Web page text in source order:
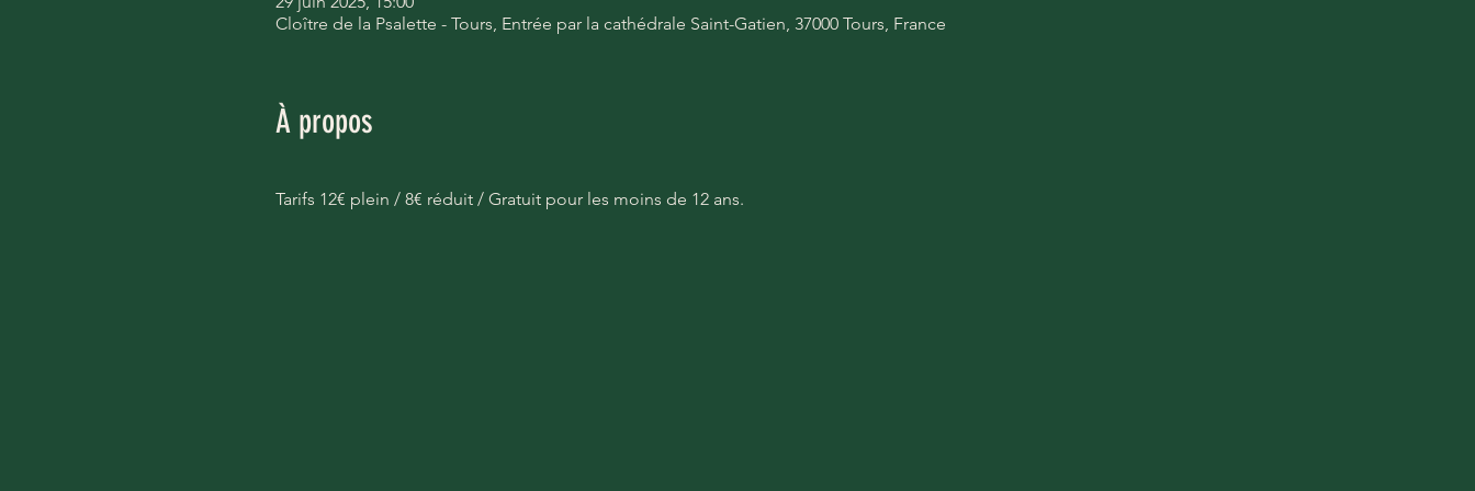
Cloître de la Psalette - Tours, Entrée par la cathédrale Saint-Gatien, 37000 Tours, France
À propos
Tarifs 12€ plein / 8€ réduit / Gratuit pour les moins de 12 ans.